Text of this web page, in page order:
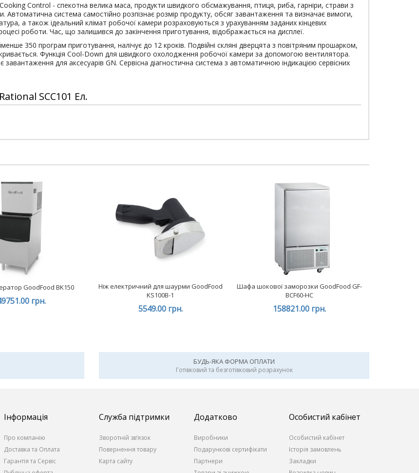
Control - спекотна велика маса, продукти швидкого обсмажування, птиця, риба, гарніри, страви з
Автоматична система самостійно розпізнає розмір продукту, обсяг завантаження та визначає вимоги,
а також ідеальний клімат робочої камери розраховуються з урахуванням заданих кінцевих
роботи. Час, що залишився до закінчення приготування, відображається на дисплеї.
350 програм приготування, налічує до 12 кроків. Подвійні скляні дверцята з повітряним прошарком,
Функція Cool-Down для швидкого охолодження робочої камери за допомогою вентилятора.
для аксесуарів GN. Сервісна діагностична система з автоматичною індикацією сервісних
SCC101 Ел.
GoodFood BK150
грн.
Ніж електричний для шаурми GoodFood
KS100B-1
5549.00 грн.
Шафа шокової заморозки GoodFood GF-
BCF60-HC
158821.00 грн.
БУДЬ-ЯКА ФОРМА ОПЛАТИ
Готівковий та безготівковий розрахунок
Інформація
Про компанію
Доставка та Оплата
Гарантія та Сервіс
Служба підтримки
Зворотній зв’язок
Повернення товару
Карта сайту
Додатково
Виробники
Подарункові сертифікати
Партнери
Особистий кабінет
Особистий кабінет
Історія замовлень
Закладки